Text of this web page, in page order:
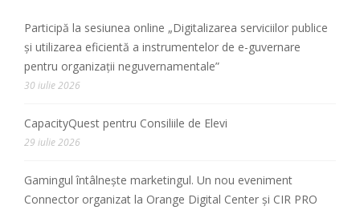
Participă la sesiunea online „Digitalizarea serviciilor publice
și utilizarea eficientă a instrumentelor de e-guvernare
pentru organizații neguvernamentale”
30 iulie 2026
CapacityQuest pentru Consiliile de Elevi
29 iulie 2026
Gamingul întâlnește marketingul. Un nou eveniment
Connector organizat la Orange Digital Center și CIR PRO